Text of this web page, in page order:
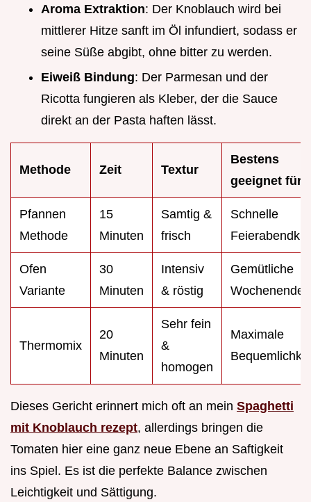
Aroma Extraktion: Der Knoblauch wird bei
mittlerer Hitze sanft im Öl infundiert, sodass er
seine Süße abgibt, ohne bitter zu werden.
Eiweiß Bindung: Der Parmesan und der
Ricotta fungieren als Kleber, der die Sauce
direkt an der Pasta haften lässt.
Methode Zeit Textur
Bestens
geeignet für
Pfannen
Methode
15
Minuten
Samtig &
frisch
Schnelle
Ofen
Variante
30
Minuten
Intensiv
& röstig
Gemütliche
Wochenenden
Thermomix
20
Minuten
Sehr fein
&
homogen
Maximale
Dieses Gericht erinnert mich oft an mein Spaghetti
mit Knoblauch rezept, allerdings bringen die
Tomaten hier eine ganz neue Ebene an Saftigkeit
ins Spiel. Es ist die perfekte Balance zwischen
Leichtigkeit und Sättigung.